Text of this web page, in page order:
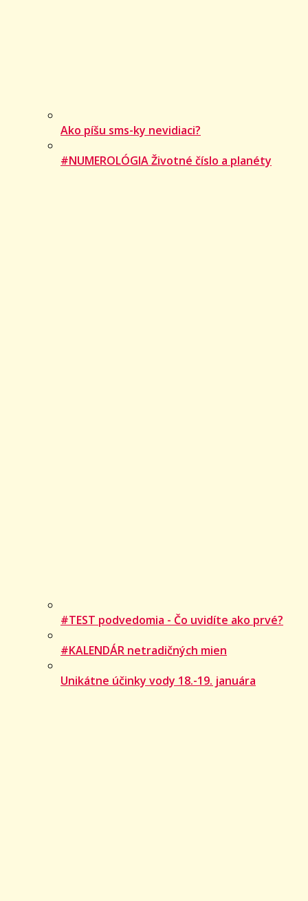
Ako píšu sms-ky nevidiaci?
#NUMEROLÓGIA Životné číslo a planéty
#TEST podvedomia - Čo uvidíte ako prvé?
#KALENDÁR netradičných mien
Unikátne účinky vody 18.-19. januára